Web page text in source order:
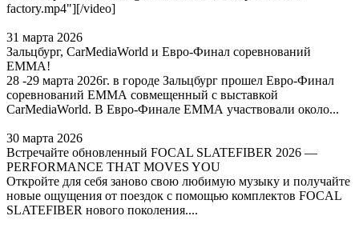
factory.mp4"][/video]
31 марта 2026
Зальцбург, CarMediaWorld и Евро-Финал соревнований
ЕММА!
28 -29 марта 2026г. в городе Зальцбург прошел Евро-Финал
соревнований ЕММА совмещенный с выставкой
CarMediaWorld. В Евро-Финале ЕММА участвовали около...
30 марта 2026
Встречайте обновленный FOCAL SLATEFIBER 2026 —
PERFORMANCE THAT MOVES YOU
Откройте для себя заново свою любимую музыку и получайте
новые ощущения от поездок с помощью комплектов FOCAL
SLATEFIBER нового поколения....